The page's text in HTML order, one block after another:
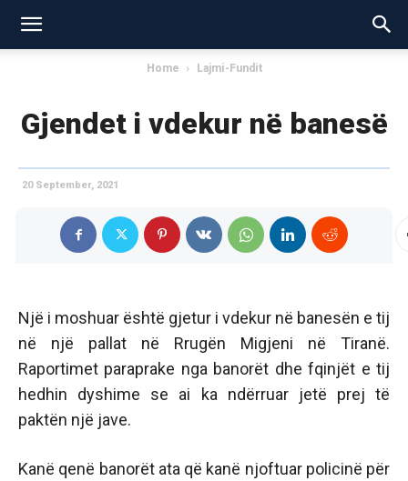
Home Lajmi-Fundit
Gjendet i vdekur në banesë
20 September, 2021
Një i moshuar është gjetur i vdekur në banesën e tij
në një pallat në Rrugën Migjeni në Tiranë.
Raportimet paraprake nga banorët dhe fqinjët e tij
hedhin dyshime se ai ka ndërruar jetë prej të
paktën një jave.
Kanë qenë banorët ata që kanë njoftuar policinë për